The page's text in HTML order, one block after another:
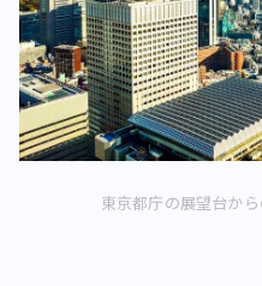
東京都庁の展望台から